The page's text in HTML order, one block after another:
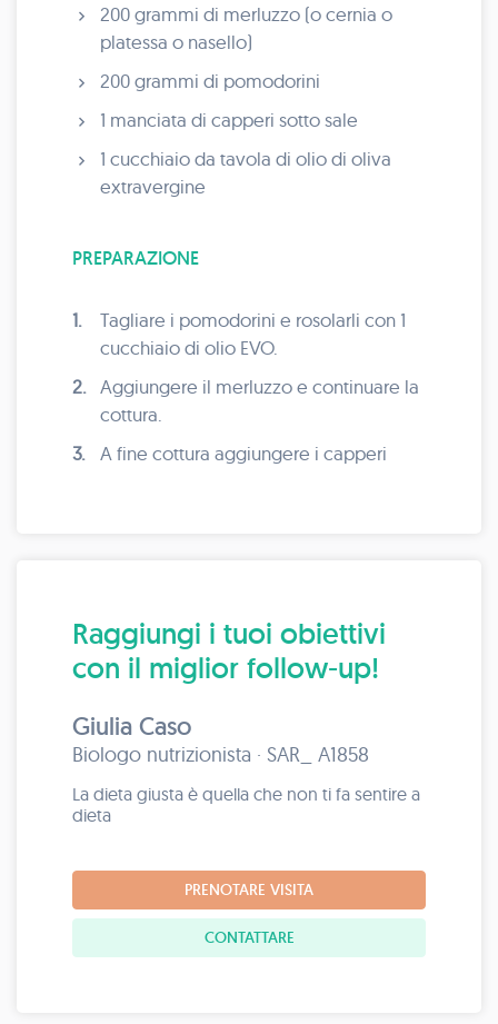
200 grammi di merluzzo (o cernia o
platessa o nasello)
200 grammi di pomodorini
1 manciata di capperi sotto sale
1 cucchiaio da tavola di olio di oliva
extravergine
PREPARAZIONE
1.
Tagliare i pomodorini e rosolarli con 1
cucchiaio di olio EVO.
2.
Aggiungere il merluzzo e continuare la
cottura.
3.
A fine cottura aggiungere i capperi
Raggiungi i tuoi obiettivi
con il miglior follow-up!
Giulia Caso
Biologo nutrizionista · SAR_ A1858
La dieta giusta è quella che non ti fa sentire a
dieta
PRENOTARE VISITA
CONTATTARE